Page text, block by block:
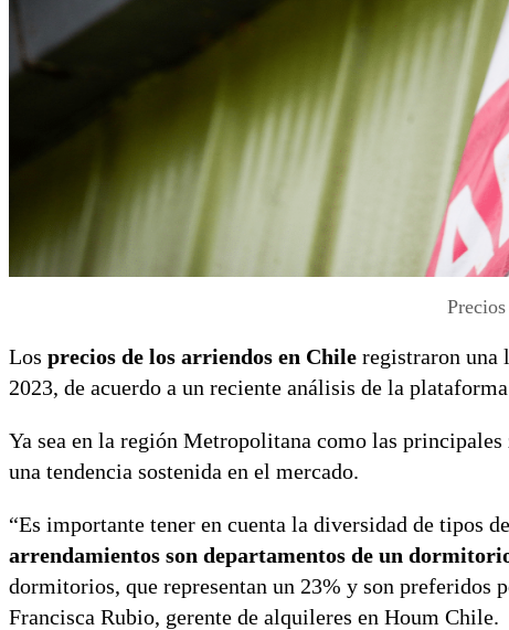
Los precios de los arriendos en Chile registraron una
2023, de acuerdo a un reciente análisis de la plataforma
Ya sea en la región Metropolitana como las
una tendencia sostenida en el mercado.
“Es importante tener en cuenta la diversidad de tipos
arrendamientos son departamentos de un
dormitorios, que representan un 23% y son preferidos
Francisca Rubio, gerente de alquileres en Houm Chile.